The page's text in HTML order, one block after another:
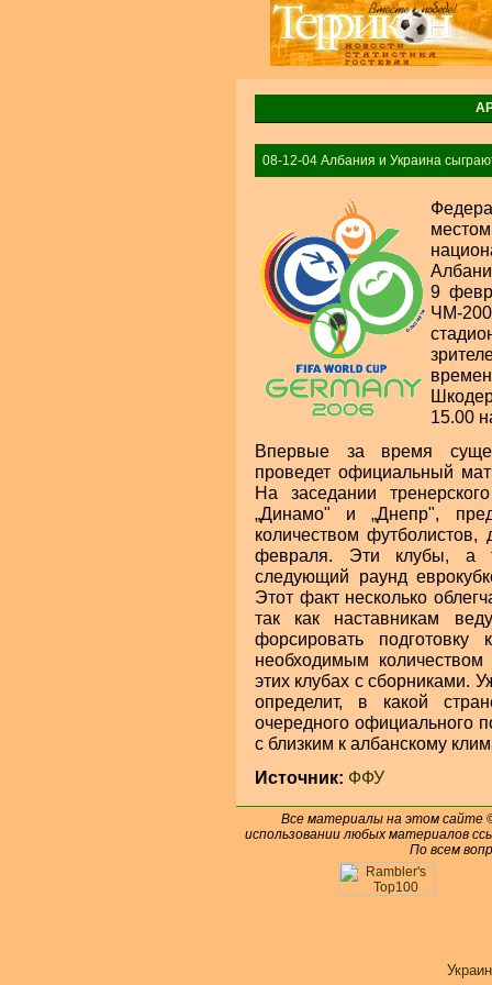
08-12-04 Албания и Украина
9
ЧМ-
15.00
Впервые за время
проведет официальный
На заседании
„Динамо" и „Днепр",
количеством
февраля. Эти клубы, а
следующий раунд
Этот факт несколько
так как наставникам
форсировать подготовку
необходимым
этих клубах с сборниками.
определит, в какой
очередного официального
с близким к албанскому
Источник: ФФУ
Все материалы на этом сайте
использовании любых материалов
По всем